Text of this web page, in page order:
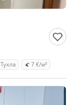
Тухла 7 €/м²